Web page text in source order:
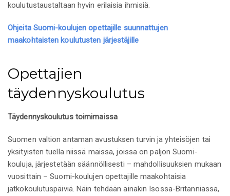
koulutustaustaltaan hyvin erilaisia ihmisiä.
Ohjeita Suomi-koulujen opettajille suunnattujen
maakohtaisten koulutusten järjestäjille
Opettajien
täydennyskoulutus
Täydennyskoulutus toimimaissa
Suomen valtion antaman avustuksen turvin ja yhteisöjen tai
yksityisten tuella niissä maissa, joissa on paljon Suomi-
kouluja, järjestetään säännöllisesti – mahdollisuuksien mukaan
vuosittain – Suomi-koulujen opettajille maakohtaisia
jatkokoulutuspäiviä. Näin tehdään ainakin Isossa-Britanniassa,